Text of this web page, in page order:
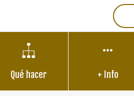
Qué hacer + Info